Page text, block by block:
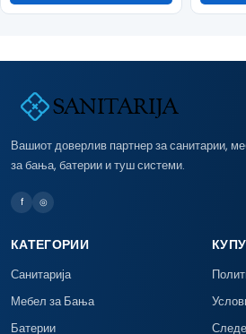
Вашиот доверлив партнер за санитарии,
за бања, батерии и туш системи.
f ◎
КАТЕГОРИИ
Санитарија
Мебел за Бања
Батерии